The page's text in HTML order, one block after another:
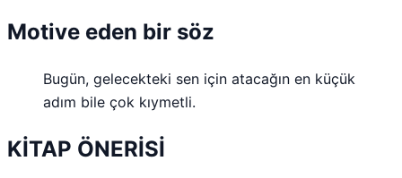
Motive eden bir söz
Bugün, gelecekteki sen için atacağın en küçük
adım bile çok kıymetli.
KİTAP ÖNERİSİ